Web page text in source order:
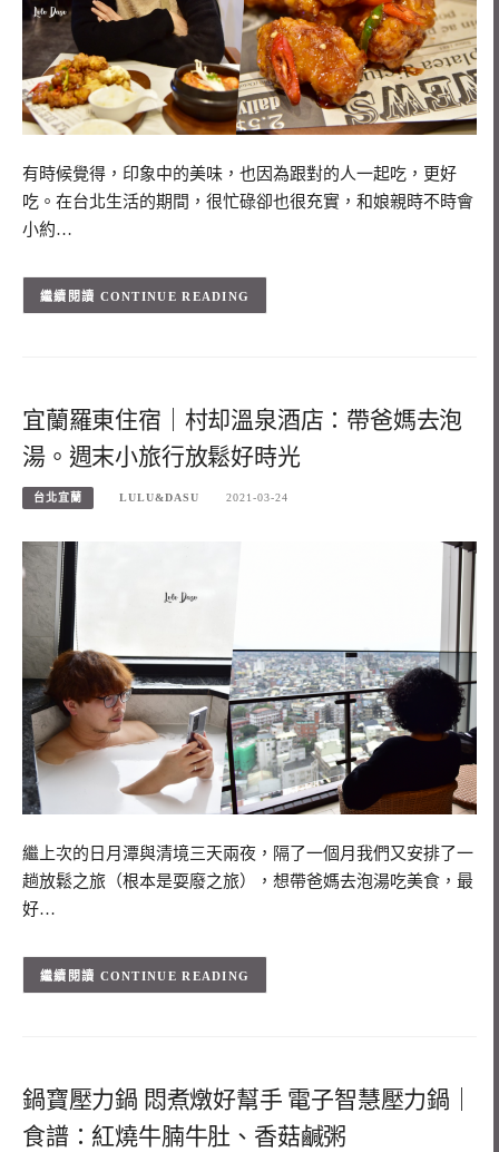
有時候覺得，印象中的美味，也因為跟對的人一起吃，更好
吃。在台北生活的期間，很忙碌卻也很充實，和娘親時不時會
小約…
CONTINUE READING
宜蘭羅東住宿｜村却溫泉酒店：帶爸媽去泡
湯。週末小旅行放鬆好時光
台北宜蘭 LULU&DASU 2021-03-24
繼上次的日月潭與清境三天兩夜，隔了一個月我們又安排了一
趟放鬆之旅（根本是耍廢之旅），想帶爸媽去泡湯吃美食，最
好…
CONTINUE READING
鍋寶壓力鍋 悶煮燉好幫手 電子智慧壓力鍋｜
食譜：紅燒牛腩牛肚、香菇鹹粥